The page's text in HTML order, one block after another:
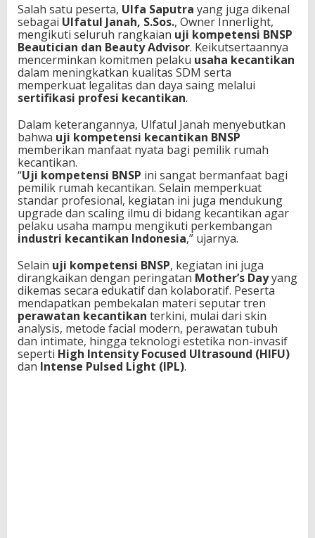
Salah satu peserta, Ulfa Saputra yang juga dikenal
sebagai Ulfatul Janah, S.Sos., Owner Innerlight,
mengikuti seluruh rangkaian uji kompetensi BNSP
Beautician dan Beauty Advisor. Keikutsertaannya
mencerminkan komitmen pelaku usaha kecantikan
dalam meningkatkan kualitas SDM serta
memperkuat legalitas dan daya saing melalui
sertifikasi profesi kecantikan.
Dalam keterangannya, Ulfatul Janah menyebutkan
bahwa uji kompetensi kecantikan BNSP
memberikan manfaat nyata bagi pemilik rumah
kecantikan.
“Uji kompetensi BNSP ini sangat bermanfaat bagi
pemilik rumah kecantikan. Selain memperkuat
standar profesional, kegiatan ini juga mendukung
upgrade dan scaling ilmu di bidang kecantikan agar
pelaku usaha mampu mengikuti perkembangan
industri kecantikan Indonesia,” ujarnya.
Selain uji kompetensi BNSP, kegiatan ini juga
dirangkaikan dengan peringatanMother’s Dayyang
dikemas secara edukatif dan kolaboratif. Peserta
mendapatkan pembekalan materi seputar tren
perawatan kecantikan terkini, mulai dari skin
analysis, metode facial modern, perawatan tubuh
dan intimate, hingga teknologi estetika non-invasif
seperti High Intensity Focused Ultrasound (HIFU)
dan Intense Pulsed Light (IPL).